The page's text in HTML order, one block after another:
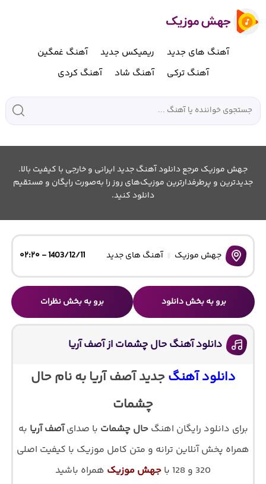
آهنگ های جدید ریمیکس جدید
آهنگ غمگین
آهنگ ترکی
آهنگ شاد آهنگ کردی
جهش موزیک مرجع دانلود آهنگ جدید ایرانی و خارجی با کیفیت بالا.
جدیدترین و پرطرفدارترین موزیک‌های روز را به‌صورت رایگان و مستقیم
دانلود کنید.
جهش موزیک آهنگ های جدید 1403/12/11 - ۰۲:۲۰
برو به بخش دانلود برو به بخش نظرات
دانلود آهنگ حال چشمات از آصف آریا
دانلود آهنگجدید آصف آریا به نام حال
چشمات
برای دانلود رایگان اهنگحال چشمات با صدایآصف آریا به
همراه پخش آنلاین ترانه و متن کامل موزیک با کیفیت اصلی
320 و 128 با
جهش موزیک همراه باشید